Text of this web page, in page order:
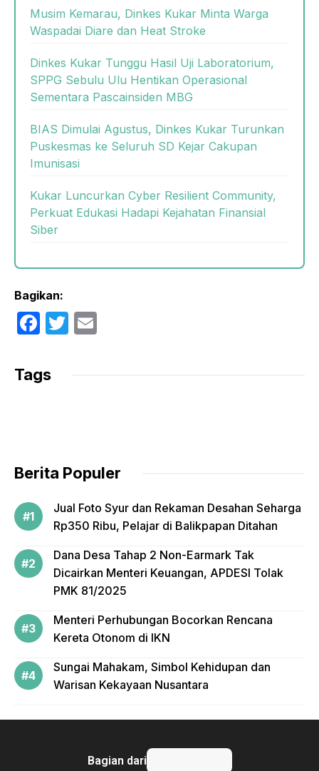
Musim Kemarau, Dinkes Kukar Minta Warga
Waspadai Diare dan Heat Stroke
Dinkes Kukar Tunggu Hasil Uji Laboratorium,
SPPG Sebulu Ulu Hentikan Operasional
Sementara Pascainsiden MBG
BIAS Dimulai Agustus, Dinkes Kukar Turunkan
Puskesmas ke Seluruh SD Kejar Cakupan
Imunisasi
Kukar Luncurkan Cyber Resilient Community,
Perkuat Edukasi Hadapi Kejahatan Finansial
Siber
Bagikan:
F
c
e
o
k
T
Tags
Berita Populer
Jual Foto Syur dan Rekaman Desahan Seharga
Rp350 Ribu, Pelajar di Balikpapan Ditahan
Dana Desa Tahap 2 Non-Earmark Tak
Dicairkan Menteri Keuangan, APDESI Tolak
PMK 81/2025
Menteri Perhubungan Bocorkan Rencana
Kereta Otonom di IKN
Sungai Mahakam, Simbol Kehidupan dan
Warisan Kekayaan Nusantara
Bagian dari